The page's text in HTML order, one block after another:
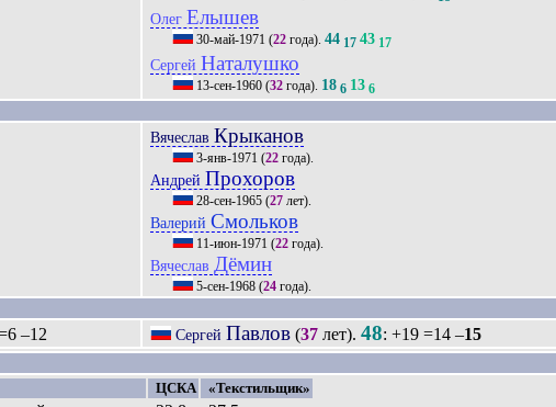
Олег Елышев
30-май-1971 (22 года).44 17 43 17
Сергей Наталушко
13-сен-1960 (32 года). 18 6 13 6
Вячеслав Крыканов
3-янв-1971 (22 года).
Андрей Прохоров
28-сен-1965 (27 лет).
ВалерийСмольков
11-июн-1971 (22 года).
Вячеслав Дёмин
5-сен-1968 (24 года).
–12 Сергей Павлов (37 лет).48: +19 =14 –15
ЦСКА
«Текстильщик»